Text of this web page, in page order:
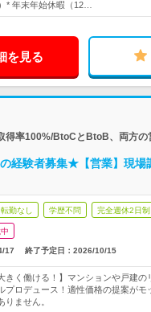
* 年末年始休暇（12…
を見る
得率100%/BtoCとBtoB、両方の
経験者募集★【営業】現場
転勤なし 学歴不問 完全週休2日制
17 終了予定日： 2026/10/15
きく働ける！】マンションや戸建の
プロデュース！適性価格の提案がモ
りません。